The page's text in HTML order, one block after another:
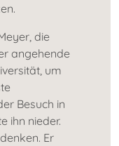
die
angehende
um
Besuch in
ihn nieder.
Er